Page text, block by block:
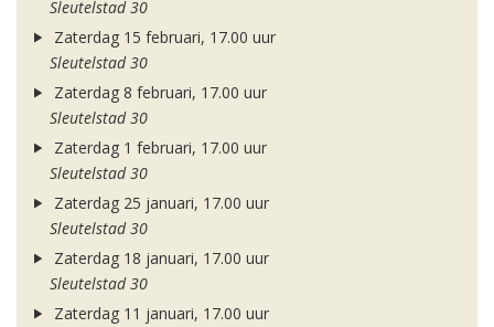
Sleutelstad 30
Zaterdag 15 februari, 17.00 uur
Sleutelstad 30
Zaterdag 8 februari, 17.00 uur
Sleutelstad 30
Zaterdag 1 februari, 17.00 uur
Sleutelstad 30
Zaterdag 25 januari, 17.00 uur
Sleutelstad 30
Zaterdag 18 januari, 17.00 uur
Sleutelstad 30
Zaterdag 11 januari, 17.00 uur